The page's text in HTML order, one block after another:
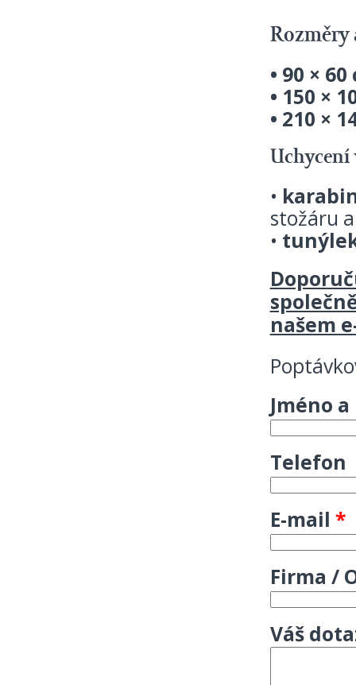
Rozměry
• 90 × 60
• 150 ×
• 210 ×
Uchycení
•
stožáru
•
našem
Jméno
Telefon
E-mail *
Firma /
Váš